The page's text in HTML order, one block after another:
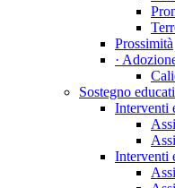
Prossimità
·
Sostegno
Interventi
Interventi